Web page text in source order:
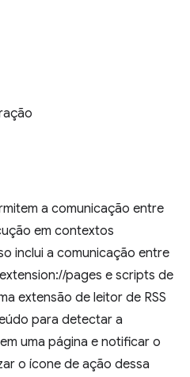
a comunicação entre
em contextos
inclui a comunicação entre
pages e scripts de
extensão de leitor de RSS
para detectar a
uma página e notificar o
o ícone de ação dessa